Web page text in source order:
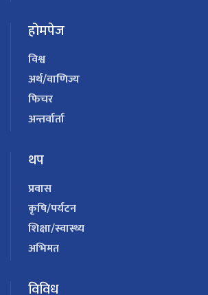
होमपेज
विश्व
अर्थ/वाणिज्य
फिचर
अन्तर्वार्ता
थप
प्रवास
कृषि/पर्यटन
शिक्षा/स्वास्थ्य
अभिमत
विविध